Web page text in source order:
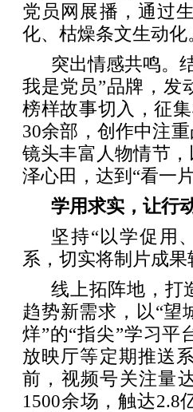
党员网展播，通过
化、枯燥条文生动化
突出情感共鸣。
我是党员”品牌，发
榜样故事切入，征
30余部，创作中注
镜头丰富人物情节
泽心田，达到“看一
学用求实，让行
坚持“以学促用
系，切实将制片成
线上拓阵地，打
趋势新需求，以“望
烊”的“指尖”学习平
放映厅等定期推送
前，视频号关注量
1500余场，触达2.8